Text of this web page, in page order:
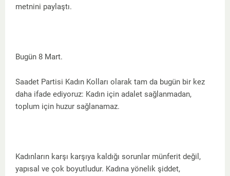
metnini paylaştı.
Bugün 8 Mart.
Saadet Partisi Kadın Kolları olarak tam da bugün bir kez
daha ifade ediyoruz: Kadın için adalet sağlanmadan,
toplum için huzur sağlanamaz.
Kadınların karşı karşıya kaldığı sorunlar münferit değil,
yapısal ve çok boyutludur. Kadına yönelik şiddet,